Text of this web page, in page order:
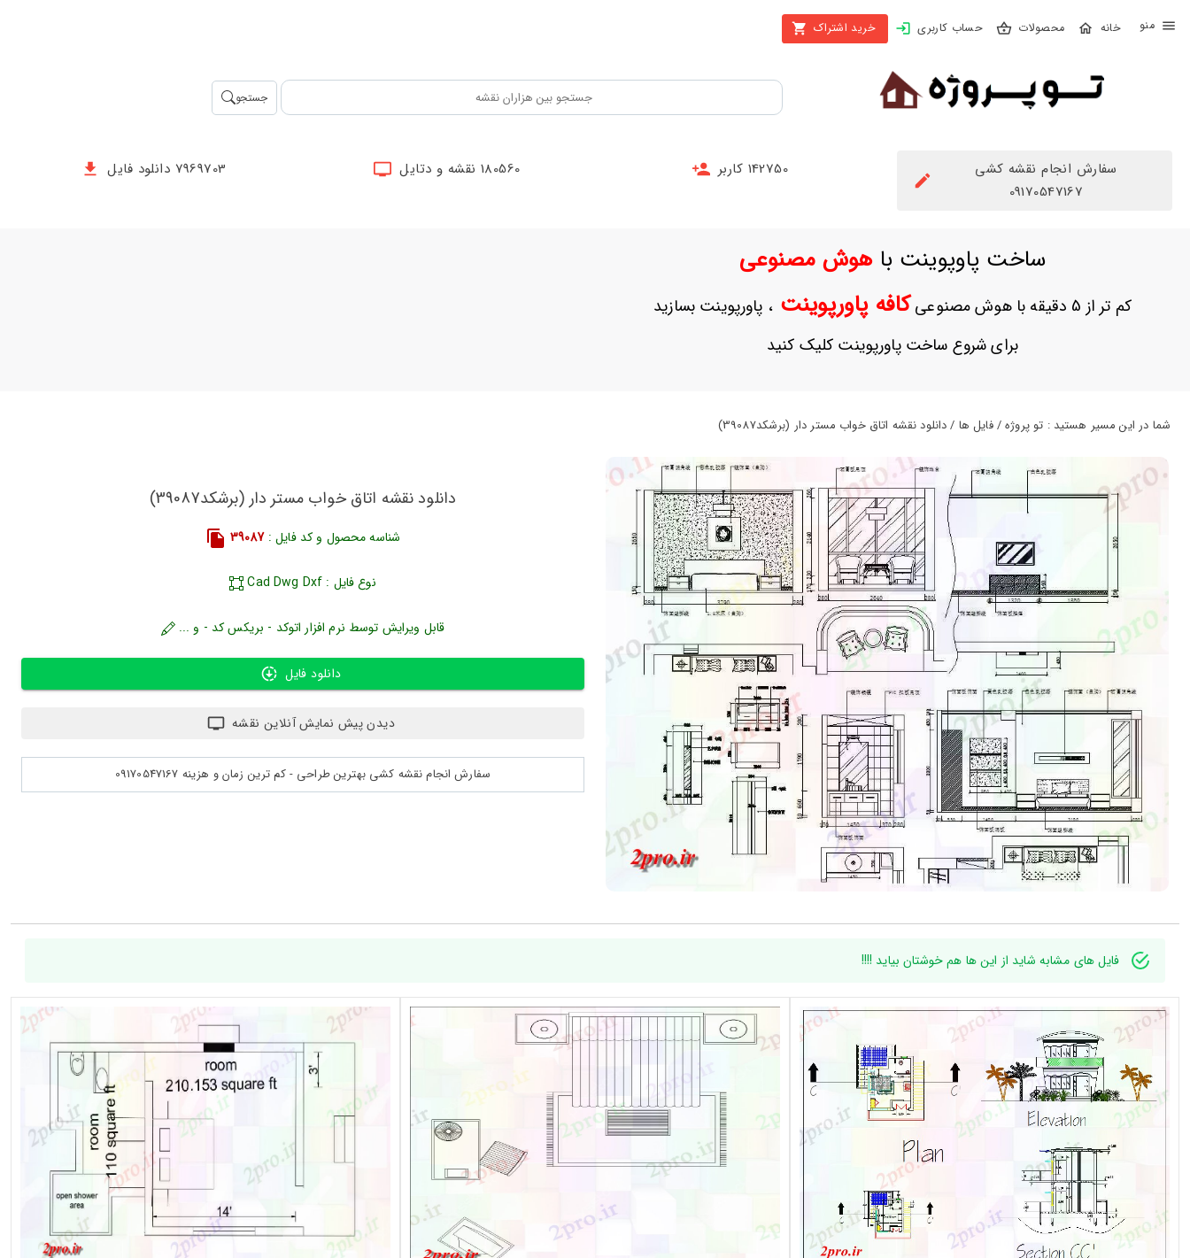
محصولات حساب کاربری خرید اشتراک
بستن
محصولات
حساب
ثبت
نام
بازیابی
مندی
ها
جستجو
سفارش انجام نقشه کشی
09170547167
142750 کاربر 180560 نقشه و دتایل 7969703 دانلود فایل
ساخت پاوپوینت باهوش مصنوعی
کم تر از 5 دقیقه با هوش مصنوعی کافه پاورپوینت، پاورپوینت بسازید
برای شروع ساخت پاورپوینت کلیک کنید
شما در این مسیر هستید : تو پروژه / فایل ها / دانلود نقشه اتاق خواب مستر دار (برشکد39087)
دانلود نقشه اتاق خواب مستر دار (برشکد39087)
شناسه محصول و کد فایل :39087
نوع فایل : Cad Dwg Dxf
قابل ویرایش توسط نرم افزار اتوکد - بریکس کد - و ...
دانلود فایل
دیدن پیش نمایش آنلاین نقشه
سفارش انجام نقشه کشی بهترین طراحی - کم ترین زمان و هزینه 09170547167
فایل های مشابه شاید از این ها هم خوشتان بیاید !!!!